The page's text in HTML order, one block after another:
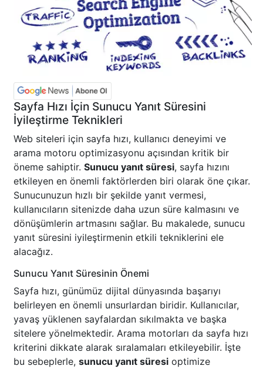
Sayfa Hızı İçin Sunucu Yanıt Süresini
İyileştirme Teknikleri
Web siteleri için sayfa hızı, kullanıcı deneyimi ve
arama motoru optimizasyonu açısından kritik bir
öneme sahiptir. Sunucu yanıt süresi, sayfa hızını
etkileyen en önemli faktörlerden biri olarak öne çıkar.
Sunucunuzun hızlı bir şekilde yanıt vermesi,
kullanıcıların sitenizde daha uzun süre kalmasını ve
dönüşümlerin artmasını sağlar. Bu makalede, sunucu
yanıt süresini iyileştirmenin etkili tekniklerini ele
alacağız.
Sunucu Yanıt Süresinin Önemi
Sayfa hızı, günümüz dijital dünyasında başarıyı
belirleyen en önemli unsurlardan biridir. Kullanıcılar,
yavaş yüklenen sayfalardan sıkılmakta ve başka
sitelere yönelmektedir. Arama motorları da sayfa hızı
kriterini dikkate alarak sıralamaları etkileyebilir. İşte
bu sebeplerle, sunucu yanıt süresi optimize